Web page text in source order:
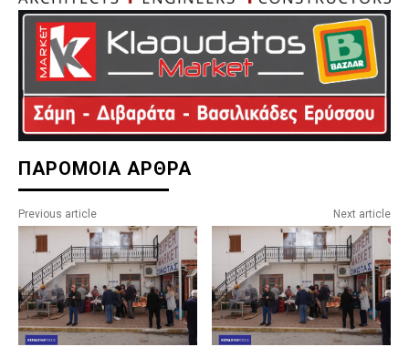
ΠΑΡΟΜΟΙΑ ΑΡΘΡΑ
Previous article Next article